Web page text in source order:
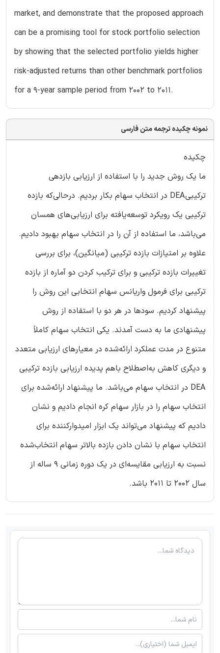
market, and demonstrate that the proposed approach
can be a promising tool for stock portfolio selection
by showing that the selected portfolio yields higher
risk-adjusted returns than other benchmark portfolios
for a 9-year sample period from 2002 to 2011.
نمونه چکیده ترجمه متن فارسی
چکیده
ما یک روش جدید را با استفاده از ارزیابی بازدهی
ترکیبیDEA در انتخاب سهام بکار بردیم. درحالی‌که بازده
ترکیبی یک رویکرد توسعه‌یافته برای ارزیابی‌های همسان
می‌باشد، ما استفاده از آن را در انتخاب سهام بهبود دادیم.
علاوه بر امتیازات بازده ترکیبی (میانگین)، برای بررسی
تغییرات بازده ترکیبی و برای ترکیب کردن دو آماره از بازده
ترکیبی برای فرمول واریانس سهام انتخابی این روش را
پیشنهاد کردیم. سودها در هر دو با استفاده از روش
پیشنهادی ما به دست آمدند. یکی انتخاب سهام کاملاً
متنوع در مدت عملکرد ارائه‌شده در معیارهای ارزیابی متعدد
و دیگری کاهش به‌اصطلاح باهم پدیده ارزیابی بازده ترکیبی
DEA در انتخاب سهام می‌باشد. ما پیشنهاد ارائه‌شده برای
انتخاب سهام را در بازار سهام کره انجام دادیم و نشان
دادیم که پیشنهاد می‌تواند یک ابزار امیدوارکننده برای
انتخاب سهام با نشان دادن بازده بالاتر سهام انتخاب‌شده
نسبت به ارزیابی مقایسه‌ای در یک دوره زمانی 9 ساله از
سال 2002 تا 2011 باشد.